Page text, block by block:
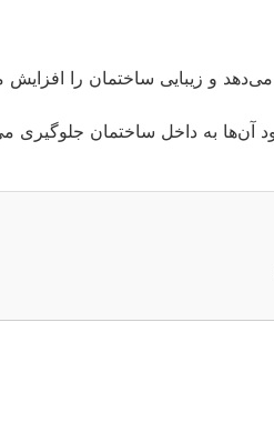
و زیبایی ساختمان را افزایش
آن‌ها به داخل ساختمان جلوگیری